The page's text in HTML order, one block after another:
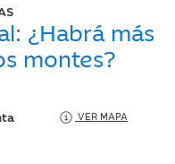
¿Habrá más
montes?
VER MAPA